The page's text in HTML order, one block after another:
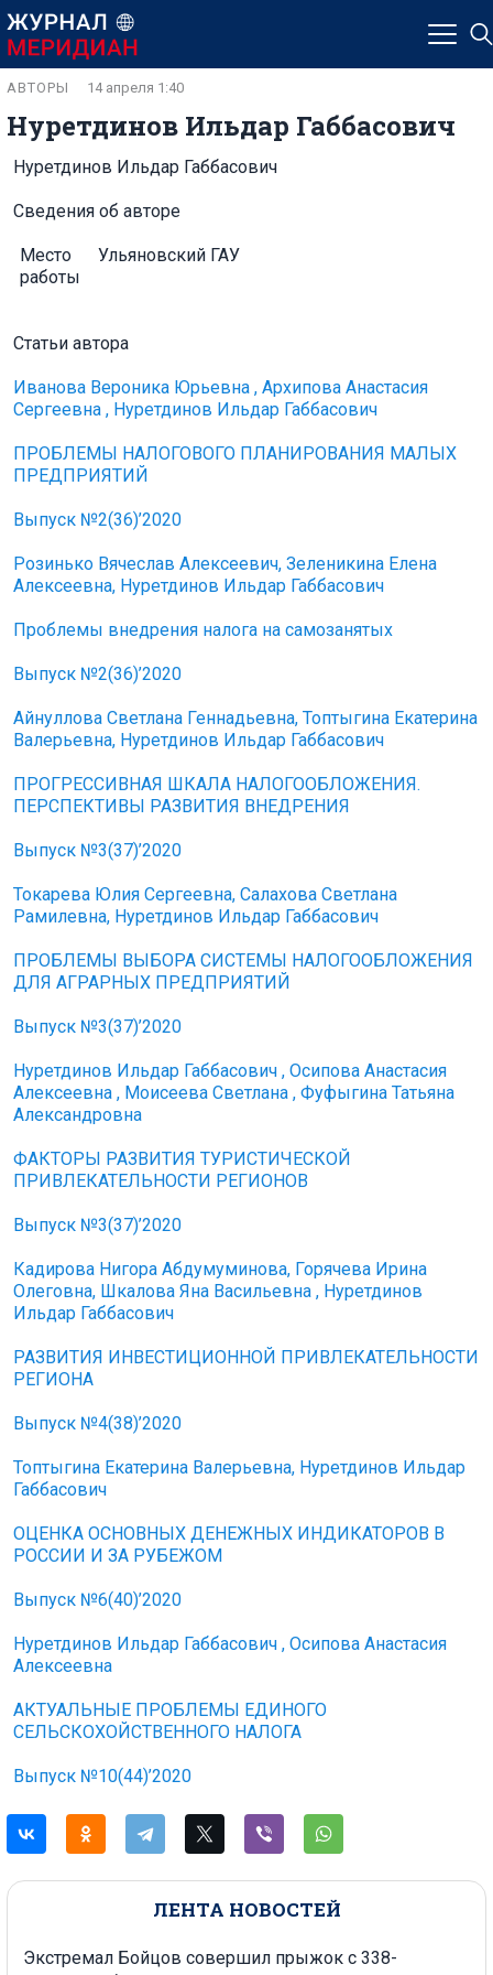
ЛЕНТА НОВОСТЕЙ
Экстремал Бойцов совершил прыжок с 338-
Нуретдинов Ильдар Габбасович
АВТОРЫ 14 апреля 1:40
Нуретдинов Ильдар Габбасович
Сведения об авторе
Место
работы
Ульяновский ГАУ
Статьи автора
Иванова Вероника Юрьевна , Архипова Анастасия
Сергеевна , Нуретдинов Ильдар Габбасович
ПРОБЛЕМЫ НАЛОГОВОГО ПЛАНИРОВАНИЯ МАЛЫХ
ПРЕДПРИЯТИЙ
Выпуск №2(36)’2020
Розинько Вячеслав Алексеевич, Зеленикина Елена
Алексеевна, Нуретдинов Ильдар Габбасович
Проблемы внедрения налога на самозанятых
Выпуск №2(36)’2020
Айнуллова Светлана Геннадьевна, Топтыгина Екатерина
Валерьевна, Нуретдинов Ильдар Габбасович
ПРОГРЕССИВНАЯ ШКАЛА НАЛОГООБЛОЖЕНИЯ.
ПЕРСПЕКТИВЫ РАЗВИТИЯ ВНЕДРЕНИЯ
Выпуск №3(37)’2020
Токарева Юлия Сергеевна, Салахова Светлана
Рамилевна, Нуретдинов Ильдар Габбасович
ПРОБЛЕМЫ ВЫБОРА СИСТЕМЫ НАЛОГООБЛОЖЕНИЯ
ДЛЯ АГРАРНЫХ ПРЕДПРИЯТИЙ
Выпуск №3(37)’2020
Нуретдинов Ильдар Габбасович , Осипова Анастасия
Алексеевна , Моисеева Светлана , Фуфыгина Татьяна
Александровна
ФАКТОРЫ РАЗВИТИЯ ТУРИСТИЧЕСКОЙ
ПРИВЛЕКАТЕЛЬНОСТИ РЕГИОНОВ
Выпуск №3(37)’2020
Кадирова Нигора Абдумуминова, Горячева Ирина
Олеговна, Шкалова Яна Васильевна , Нуретдинов
Ильдар Габбасович
РАЗВИТИЯ ИНВЕСТИЦИОННОЙ ПРИВЛЕКАТЕЛЬНОСТИ
РЕГИОНА
Выпуск №4(38)’2020
Топтыгина Екатерина Валерьевна, Нуретдинов Ильдар
Габбасович
ОЦЕНКА ОСНОВНЫХ ДЕНЕЖНЫХ ИНДИКАТОРОВ В
РОССИИ И ЗА РУБЕЖОМ
Выпуск №6(40)’2020
Нуретдинов Ильдар Габбасович , Осипова Анастасия
Алексеевна
АКТУАЛЬНЫЕ ПРОБЛЕМЫ ЕДИНОГО
СЕЛЬСКОХОЙСТВЕННОГО НАЛОГА
Выпуск №10(44)’2020